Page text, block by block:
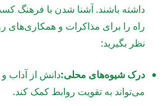
داشته باشند. آشنا شدن با فرهنگ
راه را برای مذاکرات و همکاری‌های
نظر بگیرید:
درک شیوه‌های محلی:دانش از آداب
می‌تواند به تقویت روابط کمک کند.